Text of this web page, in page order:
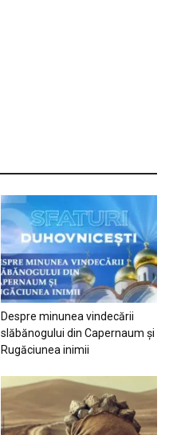
Despre minunea vindecării
slăbănogului din Capernaum și
Rugăciunea inimii